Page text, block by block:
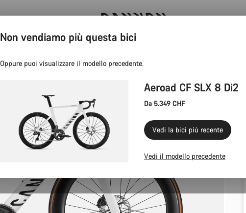
Risparmia con la newsletter Canyon
Non vendiamo più questa bici
Oppure puoi visualizzare il modello precedente.
Aeroad CF SLX 8 Di2
Da 5.349 CHF
Vedi la bici più recente
Vedi il modello precedente